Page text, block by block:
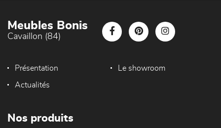
Meubles Bonis
Cavaillon (84)
Présentation Le showroom
Actualités
Nos produits